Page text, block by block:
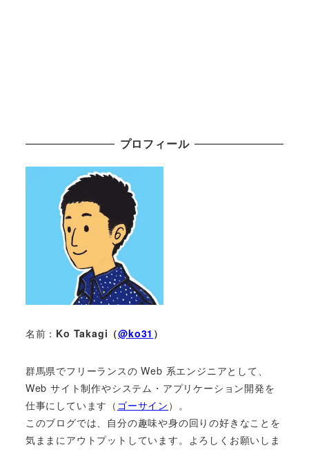
プロフィール
名前： Ko Takagi（@ko31 ）
群馬県でフリーランスの Web 系エンジニアとして、
Web サイト制作やシステム・アプリケーション開発を
仕事にしています（ ゴーサイン ）。
このブログでは、自分の趣味や身の回りの好きなことを
気ままにアウトプットしています。よろしくお願いしま